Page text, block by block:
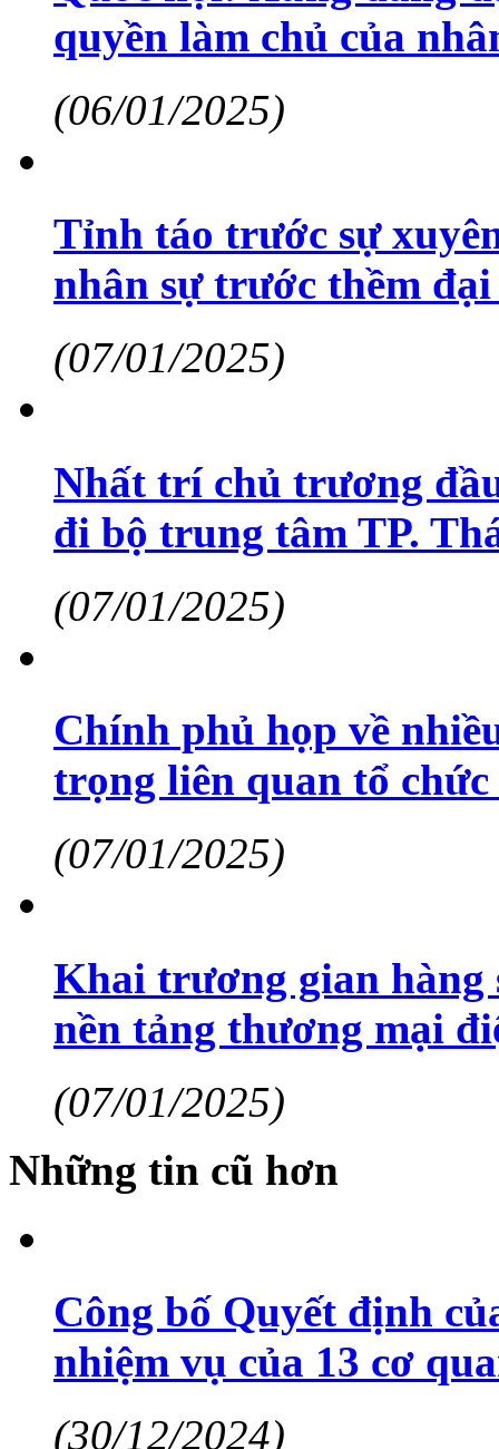
quyền làm chủ của
(06/01/2025)
Tỉnh táo trước sự
nhân sự trước thềm
(07/01/2025)
Nhất trí chủ trương
đi bộ trung tâm TP.
(07/01/2025)
Chính phủ họp về
trọng liên quan tổ chức
(07/01/2025)
Khai trương gian hàng
nền tảng thương mại
(07/01/2025)
Những tin cũ hơn
Công bố Quyết định
nhiệm vụ của 13 cơ
(30/12/2024)